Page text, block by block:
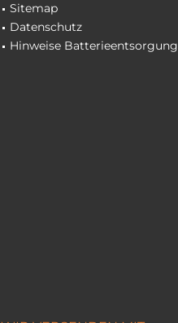
Sitemap
Datenschutz
Hinweise Batterieentsorgung